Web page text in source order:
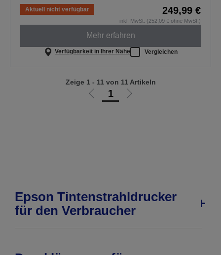
Aktuell nicht verfügbar 249,99 €
inkl. MwSt. (252,09 € ohne MwSt.)
Mehr erfahren
Verfügbarkeit in Ihrer Nähe Vergleichen
Zur
1
Zur
Zeige 1 - 11 von 11 Artikeln
Epson Tintenstrahldrucker
für den Verbraucher